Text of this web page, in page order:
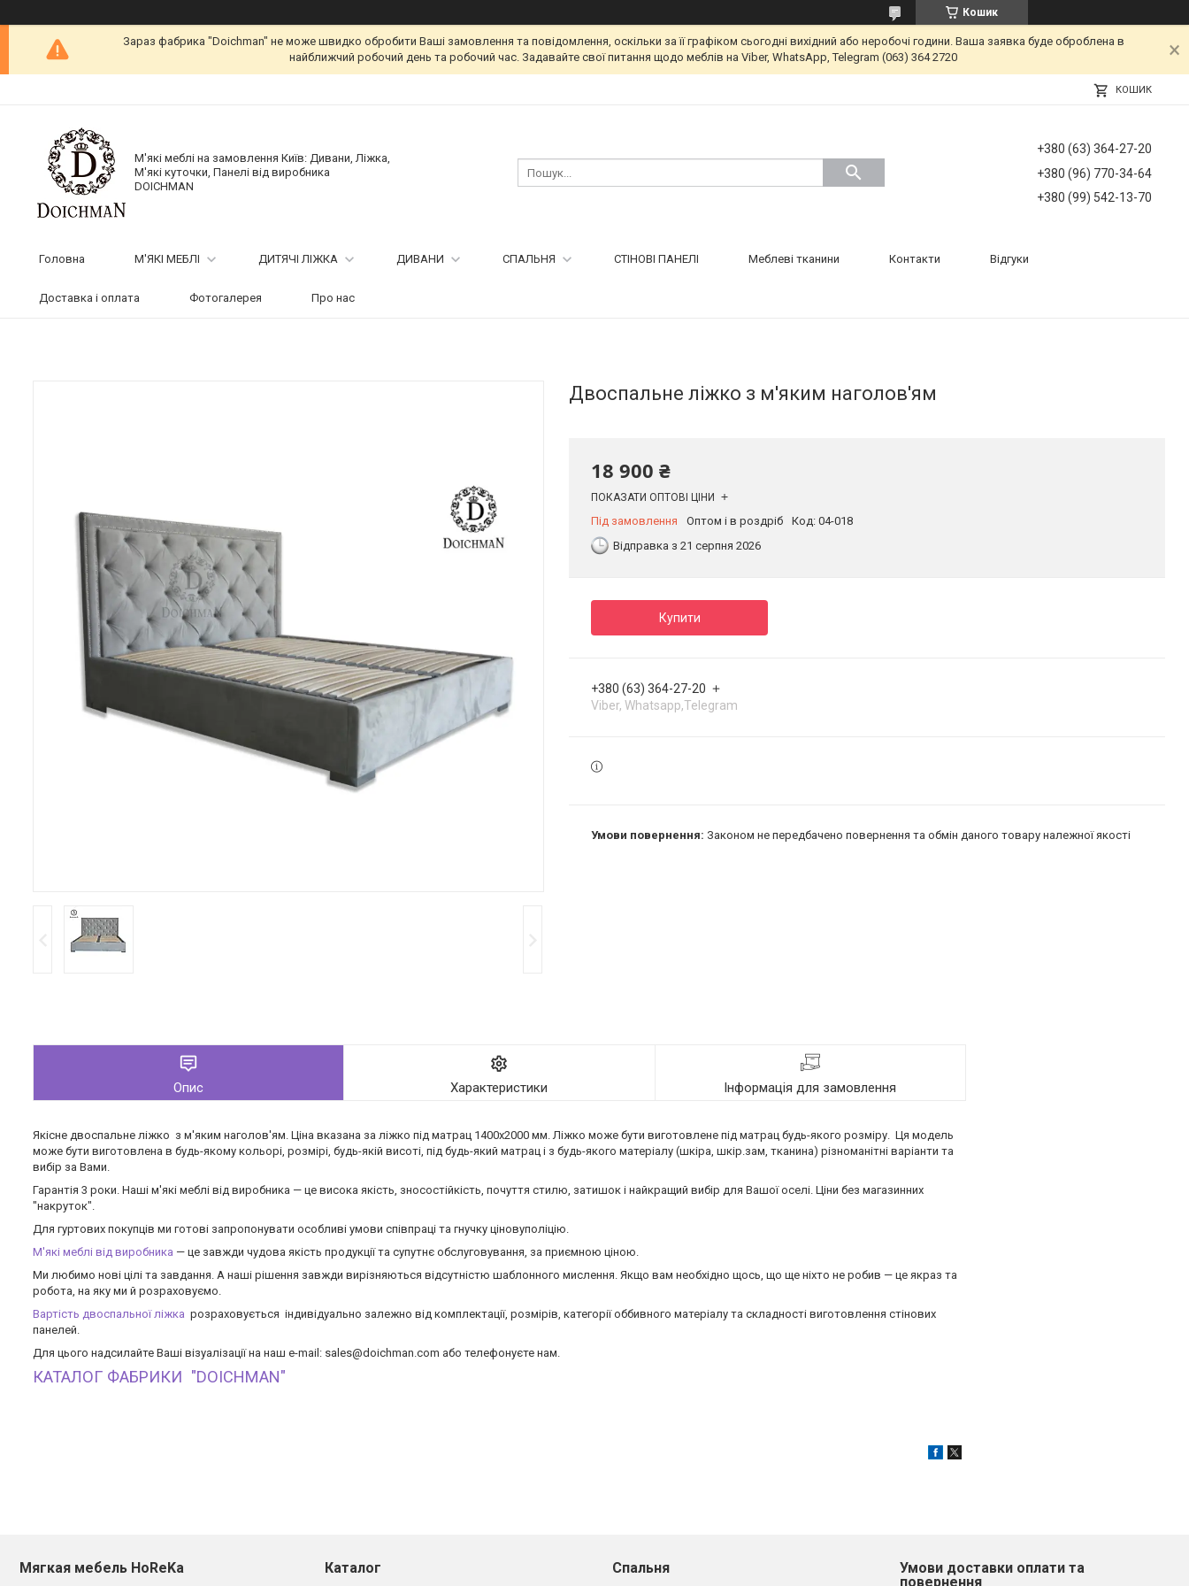
Кошик
Зараз фабрика "Doichman" не може швидко обробити Ваші замовлення та повідомлення, оскільки за її графіком сьогодні вихідний або неробочі години. Ваша заявка буде оброблена в
найближчий робочий день та робочий час. Задавайте свої питання щодо меблів на Viber, WhatsApp, Telegram (063) 364 2720
КОШИК
М'які меблі на замовлення Київ: Дивани, Ліжка,
М'які куточки, Панелі від виробника
DOICHMAN
+380 (63) 364-27-20
+380 (96) 770-34-64
+380 (99) 542-13-70
Головна М'ЯКІ МЕБЛІ ДИТЯЧІ ЛІЖКА ДИВАНИ СПАЛЬНЯ СТІНОВІ ПАНЕЛІ Меблеві тканини Контакти Відгуки
Доставка і оплата Фотогалерея Про нас
Двоспальне ліжко з м'яким наголов'ям
18 900 ₴
ПОКАЗАТИ ОПТОВІ ЦІНИ
Під замовлення Оптом і в роздріб Код: 04-018
Відправка з 21 серпня 2026
Купити
+380 (63) 364-27-20
Viber, Whatsapp,Telegram
Законом не передбачено повернення та обмін даного товару належної якості
Опис Характеристики Інформація для замовлення
Якісне двоспальне ліжко з м'яким наголов'ям. Ціна вказана за ліжко під матрац 1400х2000 мм. Ліжко може бути виготовлене під матрац будь-якого розміру. Ця модель
може бути виготовлена в будь-якому кольорі, розмірі, будь-якій висоті, під будь-який матрац і з будь-якого матеріалу (шкіра, шкір.зам, тканина) різноманітні варіанти та
вибір за Вами.
Гарантія 3 роки. Наші м'які меблі від виробника — це висока якість, зносостійкість, почуття стилю, затишок і найкращий вибір для Вашої оселі. Ціни без магазинних
"накруток".
Для гуртових покупців ми готові запропонувати особливі умови співпраці та гнучку ціновуполіцію.
М'які меблі від виробника — це завжди чудова якість продукції та супутнє обслуговування, за приємною ціною.
Ми любимо нові цілі та завдання. А наші рішення завжди вирізняються відсутністю шаблонного мислення. Якщо вам необхідно щось, що ще ніхто не робив — це якраз та
робота, на яку ми й розраховуємо.
Вартість двоспальної ліжка розраховується індивідуально залежно від комплектації, розмірів, категорії оббивного матеріалу та складності виготовлення стінових
панелей.
Для цього надсилайте Ваші візуалізації на наш e-mail: sales@doichman.com або телефонуєте нам.
КАТАЛОГ ФАБРИКИ "DOICHMAN"
Мягкая мебель HoReKa Каталог Спальня
Умови доставки оплати та
повернення